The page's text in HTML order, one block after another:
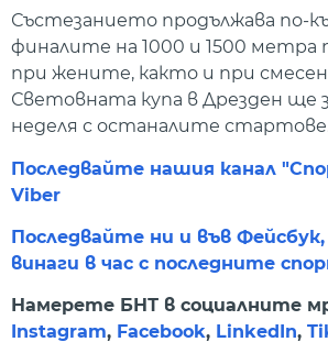
Състезанието продължава по-
финалите на 1000 и 1500 метра
при жените, както и при
Световната купа в Дрезден ще
неделя с останалите
Последвайте нашия канал
Viber
Последвайте ни и във
винаги в час с последните
Намерете БНТ в социалните
Instagram, Facebook, LinkedIn,